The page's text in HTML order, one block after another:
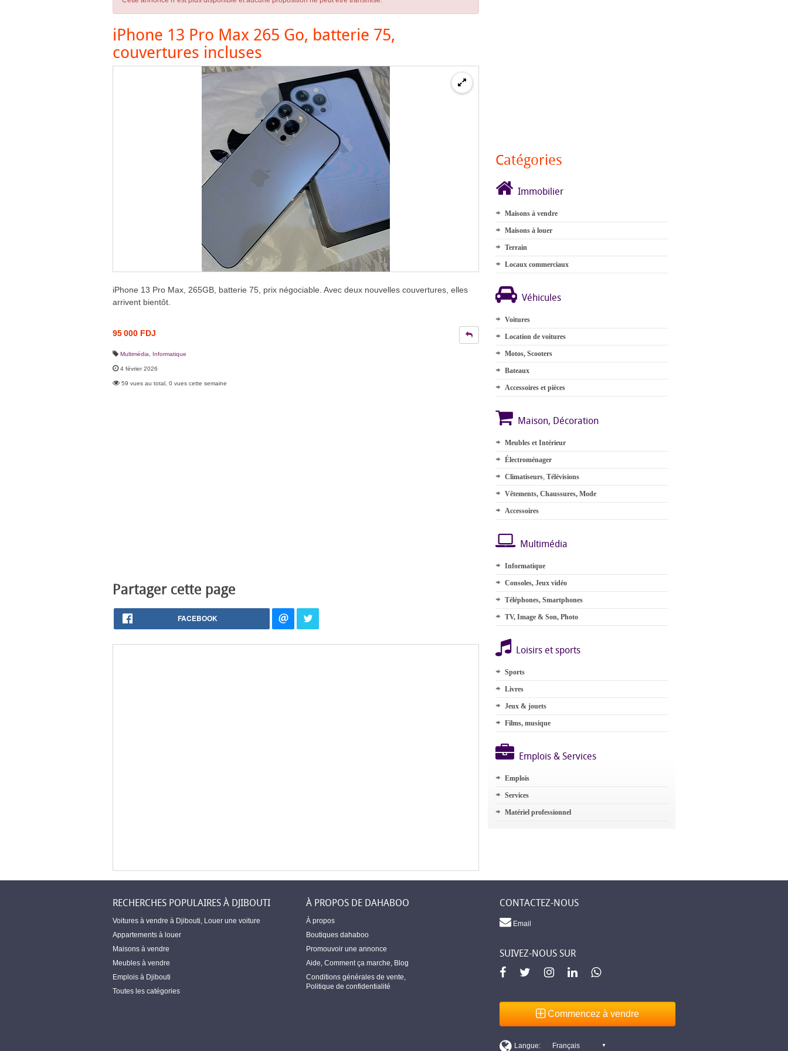
iPhone 13 Pro Max 265 Go, batterie 75,
couvertures incluses
iPhone 13 Pro Max, 265GB, batterie 75, prix négociable. Avec deux nouvelles couvertures, elles
arrivent bientôt.
95 000 FDJ
Multimédia Informatique
4 février 2026
59 vues au total, 0 vues cette semaine
Partager cette page
FACEBOOK
Catégories
Immobilier
Maisons à vendre
Maisons à louer
Terrain
Locaux commerciaux
Véhicules
Voitures
Location de voitures
Motos, Scooters
Bateaux
Accessoires et pièces
Maison, Décoration
Meubles et Intérieur
Électroménager
Climatiseurs, Télévisions
Vêtements, Chaussures, Mode
Accessoires
Multimédia
Informatique
Consoles, Jeux vidéo
Téléphones, Smartphones
TV, Image & Son, Photo
Loisirs et sports
Sports
Livres
Jeux & jouets
Films, musique
Emplois & Services
Emplois
Services
Matériel professionnel
RECHERCHES POPULAIRES À DJIBOUTI
Voitures à vendre à Djibouti Louer une voiture
Appartements à louer
Maisons à vendre
Meubles à vendre
Emplois à Djibouti
Toutes les catégories
À PROPOS DE DAHABOO
À propos
Boutiques dahaboo
Promouvoir une annonce
Aide Comment ça marche Blog
Conditions générales de vente
Politique de confidentialité
CONTACTEZ-NOUS
Email
SUIVEZ-NOUS SUR
Commencez à vendre